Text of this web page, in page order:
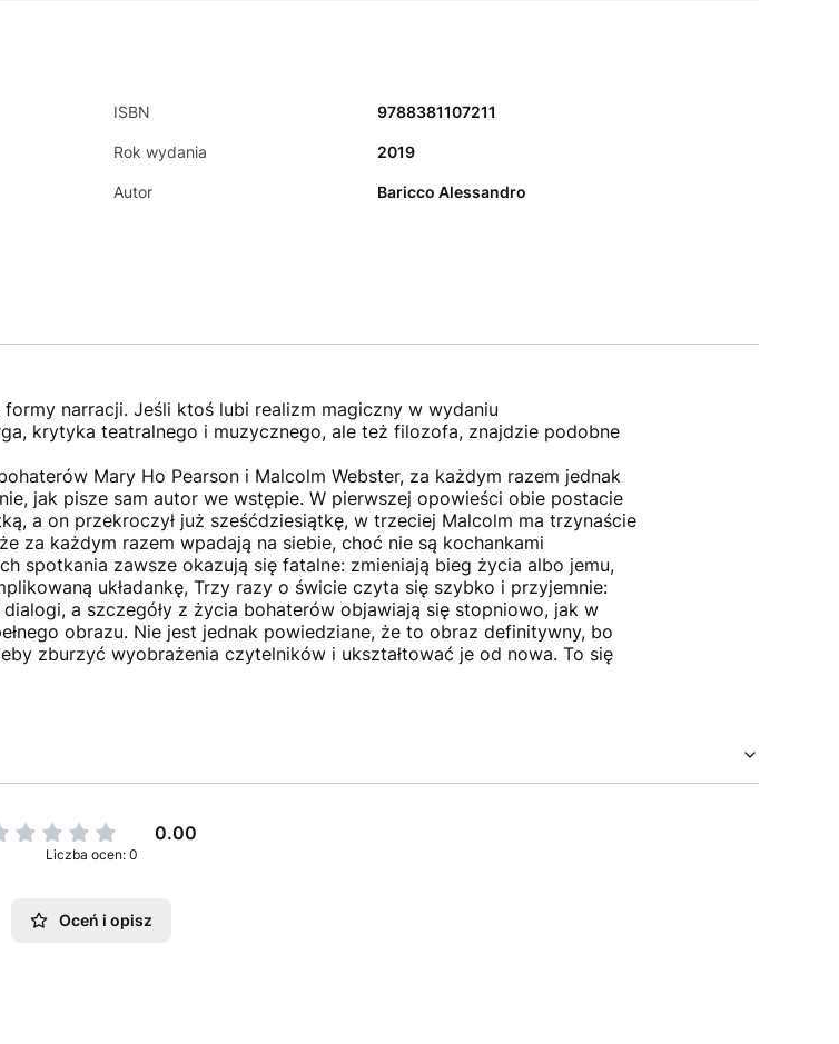
ISBN 9788381107211
Rok wydania 2019
Autor Baricco Alessandro
narracji. Jeśli ktoś lubi realizm magiczny w wydaniu
krytyka teatralnego i muzycznego, ale też filozofa, znajdzie podobne
Mary Ho Pearson i Malcolm Webster, za każdym razem jednak
jak pisze sam autor we wstępie. W pierwszej opowieści obie postacie
a on przekroczył już sześćdziesiątkę, w trzeciej Malcolm ma trzynaście
za każdym razem wpadają na siebie, choć nie są kochankami
spotkania zawsze okazują się fatalne: zmieniają bieg życia albo jemu,
układankę, Trzy razy o świcie czyta się szybko i przyjemnie:
a szczegóły z życia bohaterów objawiają się stopniowo, jak w
obrazu. Nie jest jednak powiedziane, że to obraz definitywny, bo
zburzyć wyobrażenia czytelników i ukształtować je od nowa. To się
0.00
Liczba ocen: 0
Oceń i opisz